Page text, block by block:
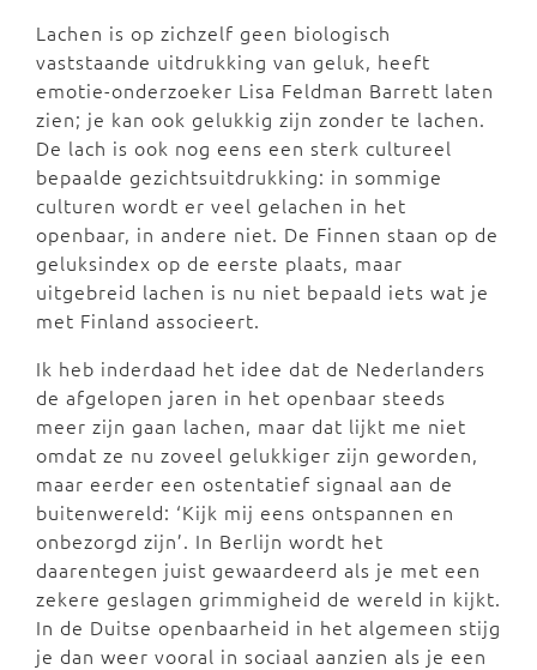
Lachen is op zichzelf geen biologisch
vaststaande uitdrukking van geluk, heeft
emotie-onderzoeker Lisa Feldman Barrett laten
zien; je kan ook gelukkig zijn zonder te lachen.
De lach is ook nog eens een sterk cultureel
bepaalde gezichtsuitdrukking: in sommige
culturen wordt er veel gelachen in het
openbaar, in andere niet. De Finnen staan op de
geluksindex op de eerste plaats, maar
uitgebreid lachen is nu niet bepaald iets wat je
met Finland associeert.
Ik heb inderdaad het idee dat de Nederlanders
de afgelopen jaren in het openbaar steeds
meer zijn gaan lachen, maar dat lijkt me niet
omdat ze nu zoveel gelukkiger zijn geworden,
maar eerder een ostentatief signaal aan de
buitenwereld: ‘Kijk mij eens ontspannen en
onbezorgd zijn’. In Berlijn wordt het
daarentegen juist gewaardeerd als je met een
zekere geslagen grimmigheid de wereld in kijkt.
In de Duitse openbaarheid in het algemeen stijg
je dan weer vooral in sociaal aanzien als je een